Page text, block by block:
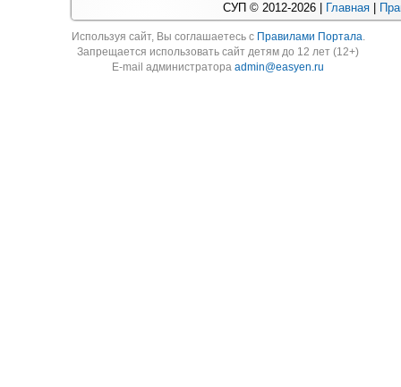
СУП © 2012-2026 | Главная
Используя cайт, Вы соглашаетесь с Правилами Портала.
Запрещается использовать сайт детям до 12 лет (12+)
E-mail администратораadmin@easyen.ru